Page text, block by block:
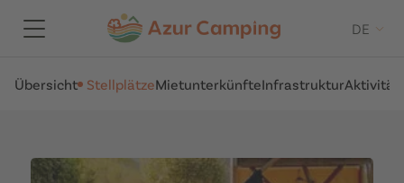
DE
Übersicht StellplätzeMietunterkünfteInfrastruktur